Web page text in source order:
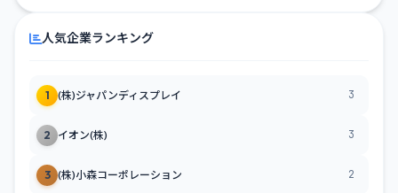
人気企業ランキング
1 (株)ジャパンディスプレイ 3
2 イオン(株) 3
3 (株)小森コーポレーション 2